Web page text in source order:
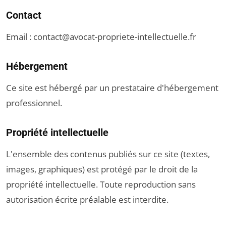
Contact
Email : contact@avocat-propriete-intellectuelle.fr
Hébergement
Ce site est hébergé par un prestataire d'hébergement
professionnel.
Propriété intellectuelle
L'ensemble des contenus publiés sur ce site (textes,
images, graphiques) est protégé par le droit de la
propriété intellectuelle. Toute reproduction sans
autorisation écrite préalable est interdite.